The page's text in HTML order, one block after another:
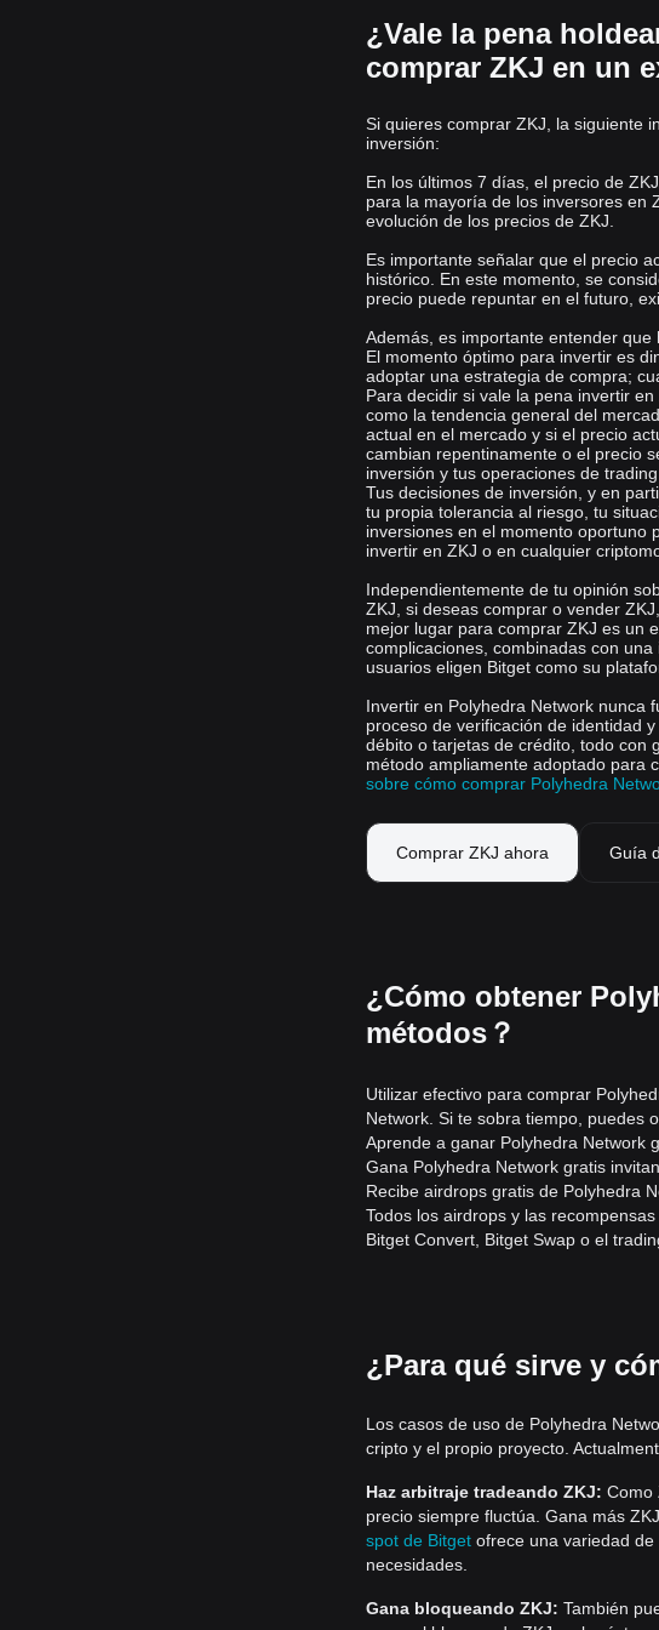
Aquellos
podrían pregu
ZK en los
¿Vale la pena
comprar ZKJ en un
Si quieres comprar ZKJ, la siguiente
inversión:
En los últimos 7 días, el precio de
para la mayoría de los inversores en
evolución de los precios de ZKJ.
Es importante señalar que el precio
histórico. En este momento, se
precio puede repuntar en el futuro,
Además, es importante entender
El momento óptimo para invertir es
adoptar una estrategia de compra;
Para decidir si vale la pena invertir
como la tendencia general del
actual en el mercado y si el precio
cambian repentinamente o el precio
inversión y tus operaciones de
Tus decisiones de inversión, y en
tu propia tolerancia al riesgo, tu
inversiones en el momento oportuno
invertir en ZKJ o en cualquier
Independientemente de tu opinión
ZKJ, si deseas comprar o vender
mejor lugar para comprar ZKJ es un
complicaciones, combinadas con
usuarios eligen Bitget como su
Invertir en Polyhedra Network nunca
proceso de verificación de identidad
débito o tarjetas de crédito, todo con
método ampliamente adoptado para
sobre cómo comprar Polyhedra
Comprar ZKJ ahora Guía
¿Cómo obtener
métodos？
Utilizar efectivo para comprar
Network. Si te sobra tiempo, puedes
Aprende a ganar Polyhedra Network
Gana Polyhedra Network gratis
Recibe airdrops gratis de Polyhedra
Todos los airdrops y las
Bitget Convert, Bitget Swap o el
¿Para qué sirve y
Los casos de uso de Polyhedra
cripto y el propio proyecto.
Haz arbitraje tradeando ZKJ: Como
precio siempre fluctúa. Gana más
spot de Bitget ofrece una variedad
necesidades.
Gana bloqueando ZKJ: También